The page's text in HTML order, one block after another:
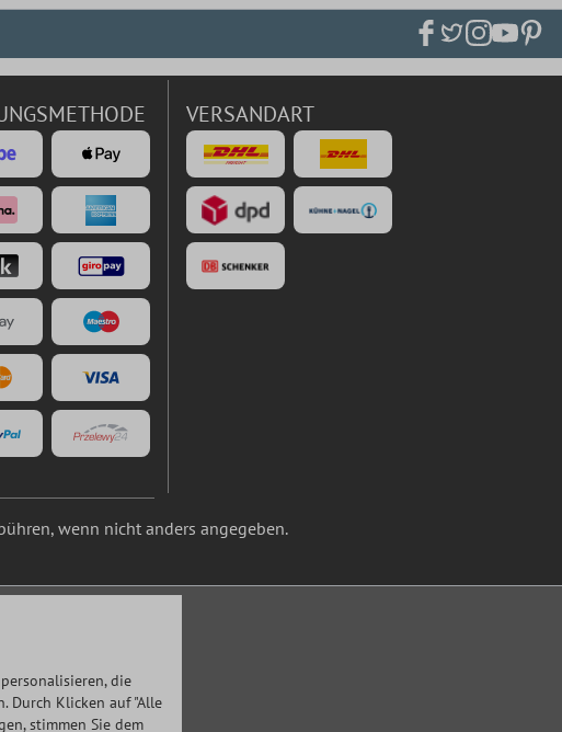
VERSANDART
wenn nicht anders angegeben.
die
Durch Klicken auf "Alle
stimmen Sie dem